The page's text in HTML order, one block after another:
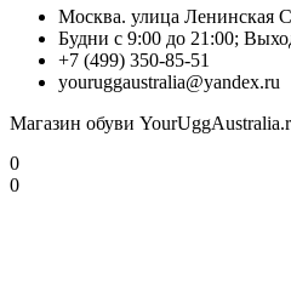
Москва. улица Ленинская
Будни с 9:00 до 21:00;
+7 (499) 350-85-51
youruggaustralia@yandex.ru
Магазин обуви
0
0